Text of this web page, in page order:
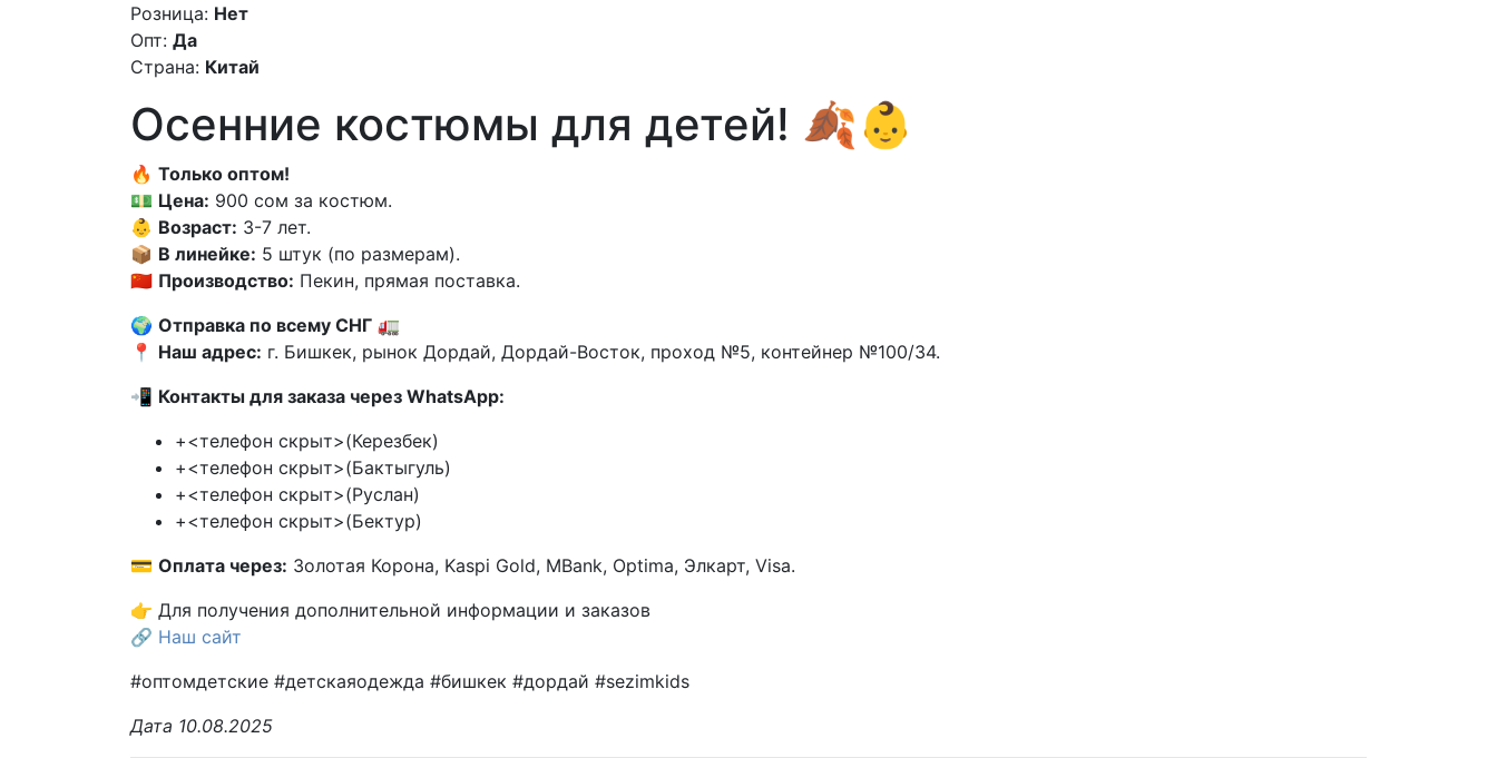
Розница: Нет
Опт: Да
Страна: Китай
Осенние костюмы для детей! 🍂👶
🔥 Только оптом!
💵 Цена: 900 сом за костюм.
👶 Возраст: 3-7 лет.
📦 В линейке: 5 штук (по размерам).
🇨🇳 Производство: Пекин, прямая поставка.
🌍 Отправка по всему СНГ 🚛
📍 Наш адрес: г. Бишкек, рынок Дордай, Дордай-Восток, проход №5, контейнер №100/34.
📲 Контакты для заказа через WhatsApp:
+<телефон скрыт>(Керезбек)
+<телефон скрыт>(Бактыгуль)
+<телефон скрыт>(Руслан)
+<телефон скрыт>(Бектур)
💳 Оплата через: Золотая Корона, Kaspi Gold, MBank, Optima, Элкарт, Visa.
👉 Для получения дополнительной информации и заказов
🔗 Наш сайт
#оптомдетские #детскаяодежда #бишкек #дордай #sezimkids
Дата 10.08.2025